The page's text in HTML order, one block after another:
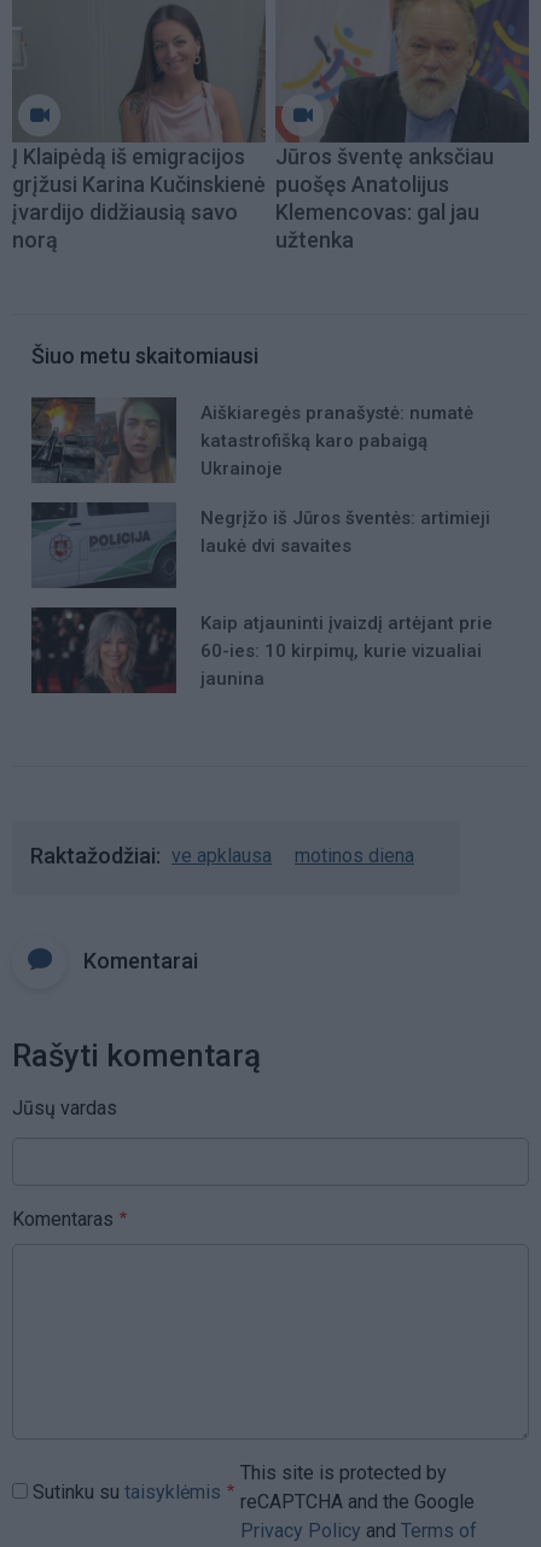
Į Klaipėdą iš emigracijos
grįžusi Karina Kučinskienė
įvardijo didžiausią savo
norą
Jūros šventę anksčiau
puošęs Anatolijus
Klemencovas: gal jau
užtenka
Šiuo metu skaitomiausi
Aiškiaregės pranašystė: numatė
katastrofišką karo pabaigą
Ukrainoje
Negrįžo iš Jūros šventės: artimieji
laukė dvi savaites
Kaip atjauninti įvaizdį artėjant prie
60-ies: 10 kirpimų, kurie vizualiai
jaunina
Raktažodžiai ve apklausa motinos diena
Komentarai
Rašyti komentarą
Jūsų vardas
Komentaras
Sutinku su taisyklėmis
This site is protected by
reCAPTCHA and the Google
Privacy Policy and Terms of